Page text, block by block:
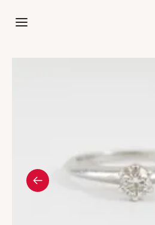
de Crédit Municipal de Paris